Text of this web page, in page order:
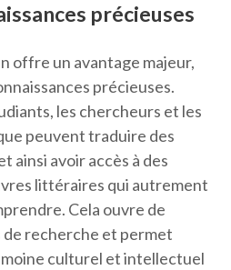
précieuses
offre un avantage majeur,
précieuses.
les chercheurs et les
peuvent traduire des
ainsi avoir accès à des
littéraires qui autrement
Cela ouvre de
recherche et permet
culturel et intellectuel